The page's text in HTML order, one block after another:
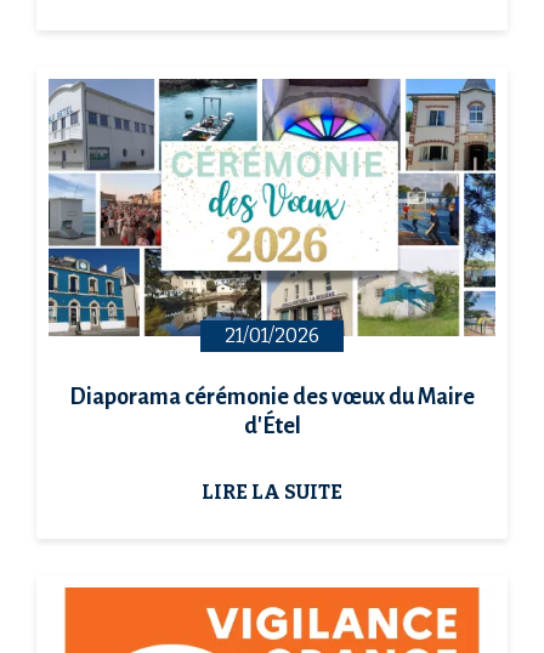
21/01/2026
Diaporama cérémonie des vœux du Maire
d'Étel
LIRE LA SUITE